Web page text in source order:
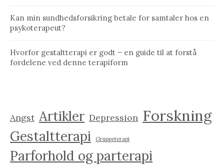
Kan min sundhedsforsikring betale for samtaler hos en
psykoterapeut?
Hvorfor gestaltterapi er godt – en guide til at forstå
fordelene ved denne terapiform
Angst Artikler Depression Forskning
Gestaltterapi Gruppeterapi
Parforhold og parterapi